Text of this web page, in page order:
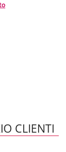
CLIENTI